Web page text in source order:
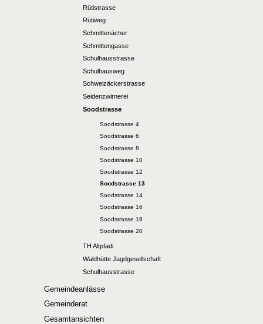
Rütistrasse
Rütiweg
Schmittenächer
Schmittengasse
Schulhausstrasse
Schulhausweg
Schweizäckerstrasse
Seidenzwirnerei
Soodstrasse
Soodstrasse 4
Soodstrasse 6
Soodstrasse 8
Soodstrasse 10
Soodstrasse 12
Soodstrasse 13
Soodstrasse 14
Soodstrasse 16
Soodstrasse 18
Soodstrasse 20
TH Altpfadi
Waldhütte Jagdgesellschaft
Schulhausstrasse
Gemeindeanlässe
Gemeinderat
Gesamtansichten